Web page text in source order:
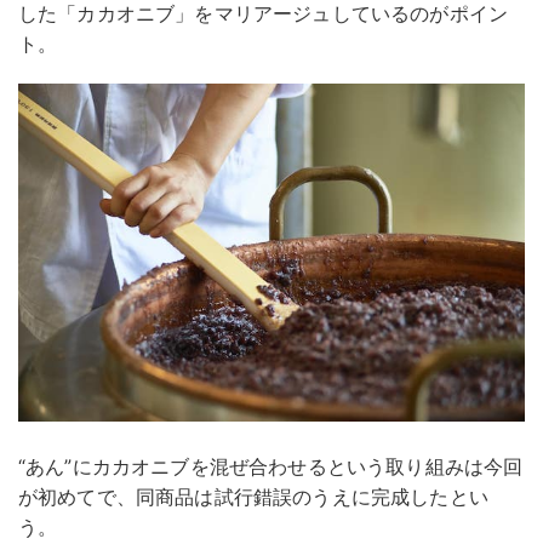
した「カカオニブ」をマリアージュしているのがポイン
ト。
“あん”にカカオニブを混ぜ合わせるという取り組みは今回
が初めてで、同商品は試行錯誤のうえに完成したとい
う。